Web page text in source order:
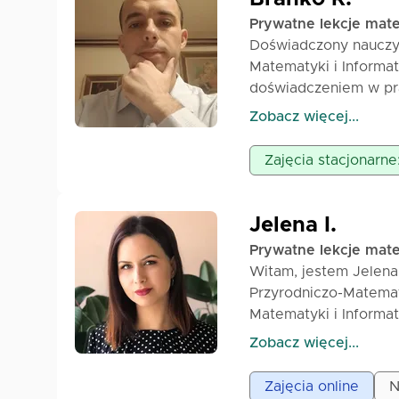
Prywatne lekcje
Doświadczony
Matematyki i
doświadczeniem w
prywatnych lekcji,
wytrwałość w pracy
Zobacz więcej...
Zajęcia
Jelena I.
Prywatne lekcje
Witam, jestem
Przyrodniczo-
Matematyki i
naciskiem na
Zobacz więcej...
Zajęcia online